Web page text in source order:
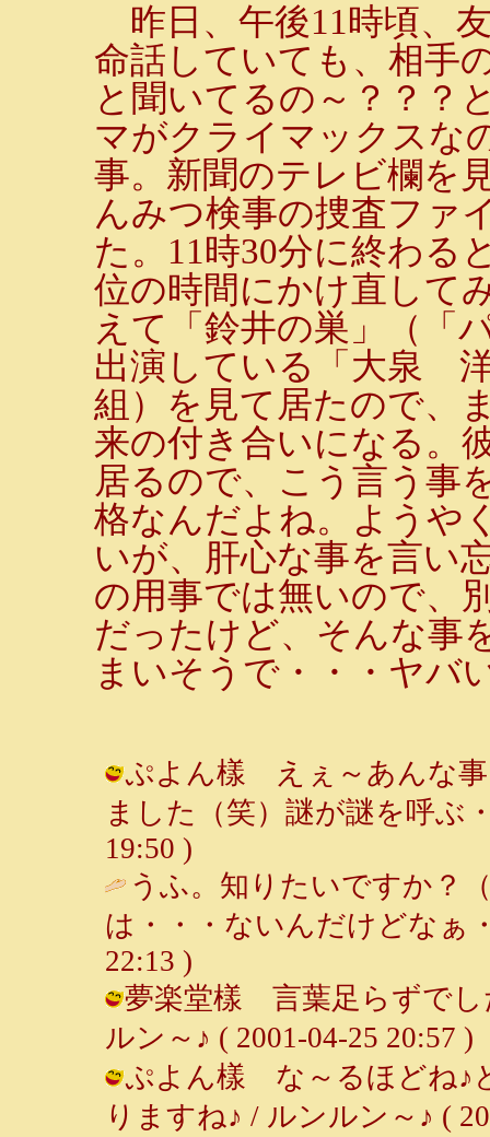
昨日、午後11時頃、
命話していても、相手
と聞いてるの～？？？
マがクライマックスな
事。新聞のテレビ欄を
んみつ検事の捜査ファ
た。11時30分に終わる
位の時間にかけ直して
えて「鈴井の巣」（「
出演している「大泉
組）を見て居たので、
来の付き合いになる。
居るので、こう言う事
格なんだよね。ようや
いが、肝心な事を言い
の用事では無いので、
だったけど、そんな事
まいそうで・・・ヤバ
ぷよん樣 えぇ～あんな
ました（笑）謎が謎を呼ぶ
19:50 )
うふ。知りたいですか？
は・・・ないんだけどなぁ
22:13 )
夢楽堂樣 言葉足らずでし
ルン～♪ ( 2001-04-25 20:57 )
ぷよん樣 な～るほどね♪
りますね♪ / ルンルン～♪ (